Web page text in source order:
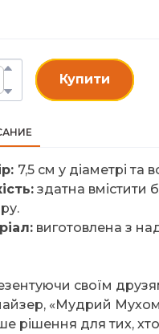
Купити
7,5 см у діаметрі та
здатна вмістити
виготовлена з
своїм
«Мудрий
рішення для тих,